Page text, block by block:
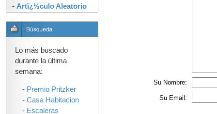
Su Nombre:
Su Email:
- Artï¿½culo Aleatorio
Lo más buscado
durante la última
semana:
- Premio Pritzker
- Casa Habitacion
- Escaleras